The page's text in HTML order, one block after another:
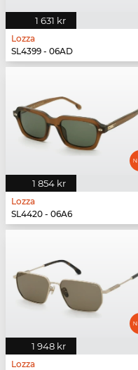
1 631 kr
Lozza
SL4399 - 06AD
1 854 kr
Lozza
SL4420 - 06A6
1 948 kr
Lozza